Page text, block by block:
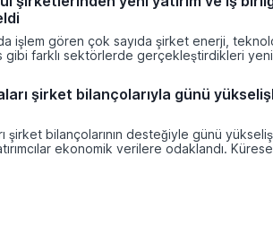
işlem gören çok sayıda şirket enerji,
gibi farklı sektörlerde gerçekleştirdikleri
Aydınlatma Platformu üzerinden duyurduğu
tutarlı ihale kazanımları, stratejik
ve üretim kapasitesini artıran tesis
şirket bilançolarıyla günü
şirket bilançolarının desteğiyle günü
ekonomik verilere odaklandı.
endişelerini canlı tutuyor.